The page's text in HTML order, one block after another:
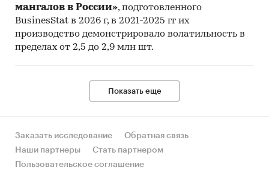
мангалов в России», подготовленного
BusinesStat в 2026 г, в 2021-2025 гг их
производство демонстрировало волатильность в
пределах от 2,5 до 2,9 млн шт.
Показать еще
Заказать исследование
Обратная связь
Наши партнеры
Стать партнером
Пользовательское соглашение